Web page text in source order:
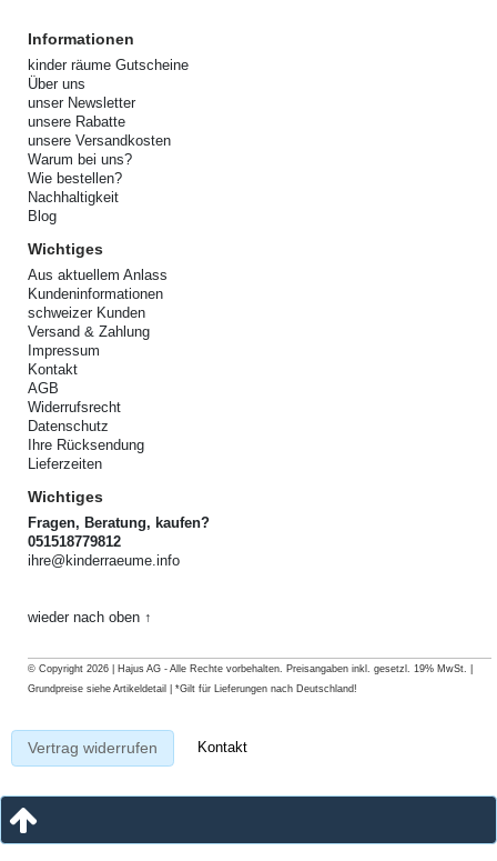
Informationen
kinder räume Gutscheine
Über uns
unser Newsletter
unsere Rabatte
unsere Versandkosten
Warum bei uns?
Wie bestellen?
Nachhaltigkeit
Blog
Wichtiges
Aus aktuellem Anlass
Kundeninformationen
schweizer Kunden
Versand & Zahlung
Impressum
Kontakt
AGB
Widerrufsrecht
Datenschutz
Ihre Rücksendung
Lieferzeiten
Wichtiges
Fragen, Beratung, kaufen?
051518779812
ihre@kinderraeume.info
wieder nach oben ↑
© Copyright 2026 | Hajus AG - Alle Rechte vorbehalten. Preisangaben inkl. gesetzl. 19% MwSt. |
Grundpreise siehe Artikeldetail | *Gilt für Lieferungen nach Deutschland!
Vertrag widerrufen Kontakt